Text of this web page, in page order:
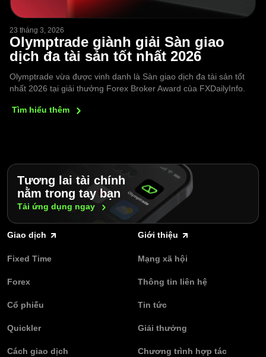
23 tháng 3, 2026
Olymptrade giành giải Sàn giao
dịch đa tài sản tốt nhất 2026
Olymptrade vừa được vinh danh là Sàn giao dịch đa tài sản tốt
nhất 2026 tại giải thưởng Forex Broker Award của FXDailyInfo.
Tìm hiểu thêm
Tương lai tài chính
nằm trong tay bạn
Tải ứng dụng ngay
Giao dịch
Fixed Time
Forex
Cổ phiếu
Quickler
Cách giao dịch
Giới thiệu
Mạng xã hội
Thông tin liên hệ
Tin tức
Giải thưởng
Chương trình hợp tác